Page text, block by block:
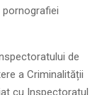
de
a Criminalității
cu Inspectoratul